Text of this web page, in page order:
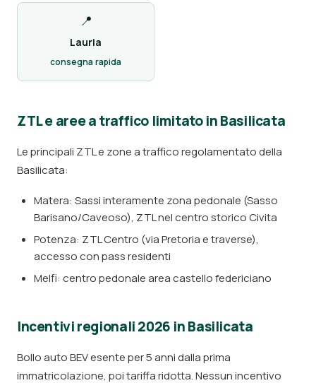
📍
Lauria
consegna rapida
ZTL e aree a traffico limitato in Basilicata
Le principali ZTL e zone a traffico regolamentato della
Basilicata:
Matera: Sassi interamente zona pedonale (Sasso
Barisano/Caveoso), ZTL nel centro storico Civita
Potenza: ZTL Centro (via Pretoria e traverse),
accesso con pass residenti
Melfi: centro pedonale area castello federiciano
Incentivi regionali 2026 in Basilicata
Bollo auto BEV esente per 5 anni dalla prima
immatricolazione, poi tariffa ridotta. Nessun incentivo